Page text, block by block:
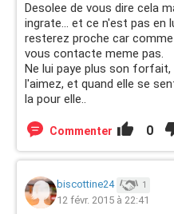
Desolee de vous dire cela
ingrate... et ce n'est pas
resterez proche car
vous contacte meme pas.
Ne lui paye plus son
l'aimez, et quand elle se
la pour elle..
Commenter 0
biscottine24 1
12 févr. 2015 à 22:41